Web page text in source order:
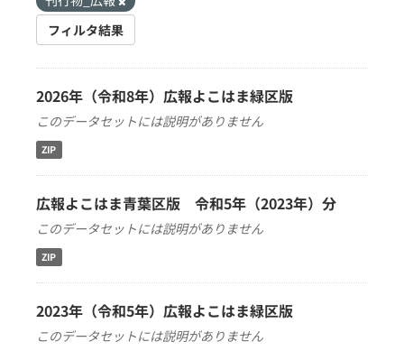
フィルタ結果
2026年（令和8年）広報よこはま緑区版
このデータセットには説明がありません
ZIP
広報よこはま青葉区版 令和5年（2023年）分
このデータセットには説明がありません
ZIP
2023年（令和5年）広報よこはま緑区版
このデータセットには説明がありません